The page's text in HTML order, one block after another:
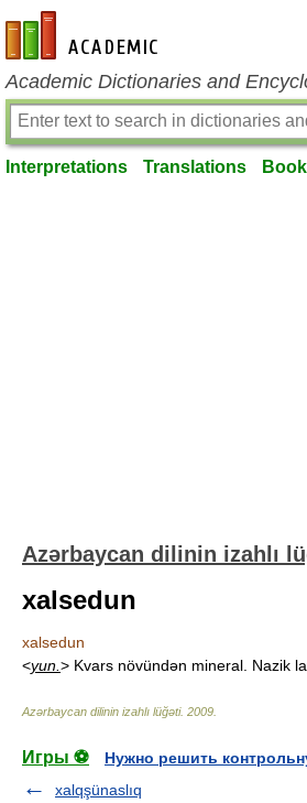
en-academic.com
Academic Dictionaries and
Interpretations Translations
Azərbaycan dilinin izahlı
xalsedun
xalsedun
<yun. > Kvars növündən mineral. Nazik
Azərbaycan dilinin izahlı lüğəti. 2009
Игры ⚽
Нужно решить
xalqşünaslıq